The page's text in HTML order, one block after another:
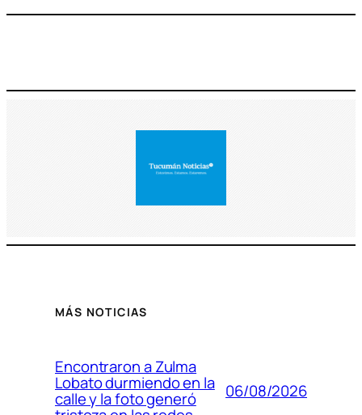
MÁS NOTICIAS
Encontraron a Zulma
Lobato durmiendo en la
calle y la foto generó 06/08/2026